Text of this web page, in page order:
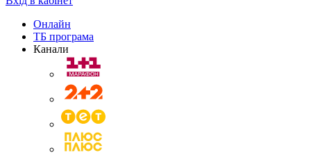
Онлайн
ТБ програма
Канали